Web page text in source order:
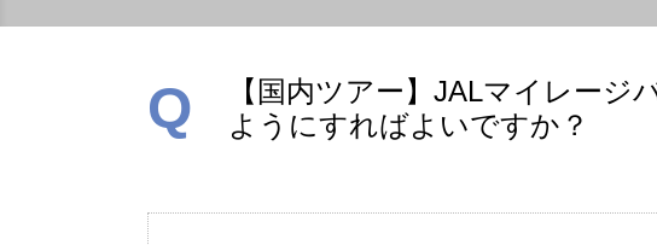
Q
【国内ツアー】JALマイレー
ようにすればよいですか？